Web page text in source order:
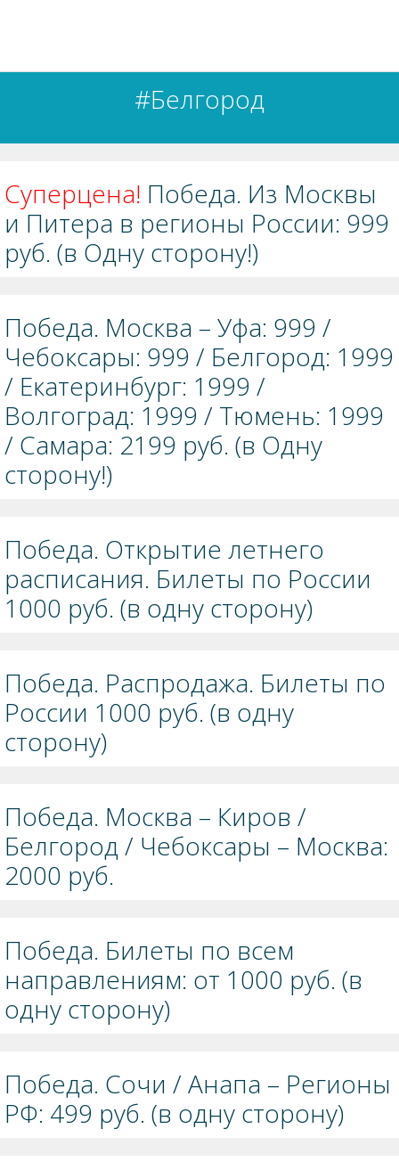
#Белгород
Суперцена! Победа. Из Москвы
и Питера в регионы России: 999
руб. (в Одну сторону!)
Победа. Москва – Уфа: 999 /
Чебоксары: 999 / Белгород: 1999
/ Екатеринбург: 1999 /
Волгоград: 1999 / Тюмень: 1999
/ Самара: 2199 руб. (в Одну
сторону!)
Победа. Открытие летнего
расписания. Билеты по России
1000 руб. (в одну сторону)
Победа. Распродажа. Билеты по
России 1000 руб. (в одну
сторону)
Победа. Москва – Киров /
Белгород / Чебоксары – Москва:
2000 руб.
Победа. Билеты по всем
направлениям: от 1000 руб. (в
одну сторону)
Победа. Сочи / Анапа – Регионы
РФ: 499 руб. (в одну сторону)